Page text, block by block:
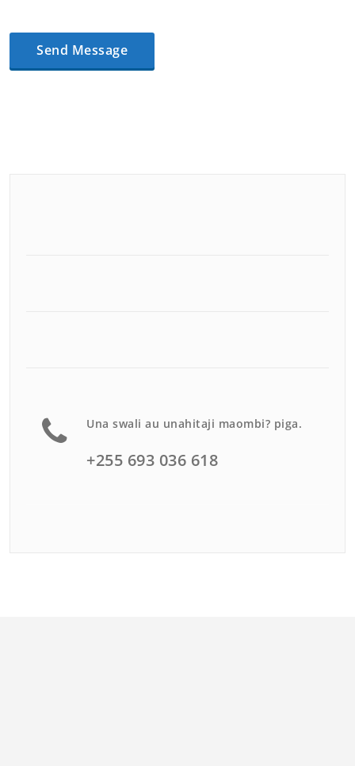
Una swali au unahitaji maombi? piga.
+255 693 036 618